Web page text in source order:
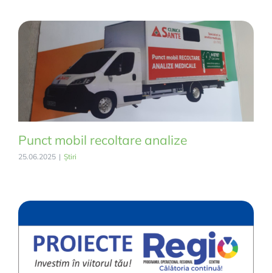
Punct mobil recoltare analize
25.06.2025 | Știri